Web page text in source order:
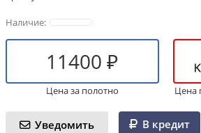
11400 ₽
Цена за полотно Цена
Уведомить В кредит